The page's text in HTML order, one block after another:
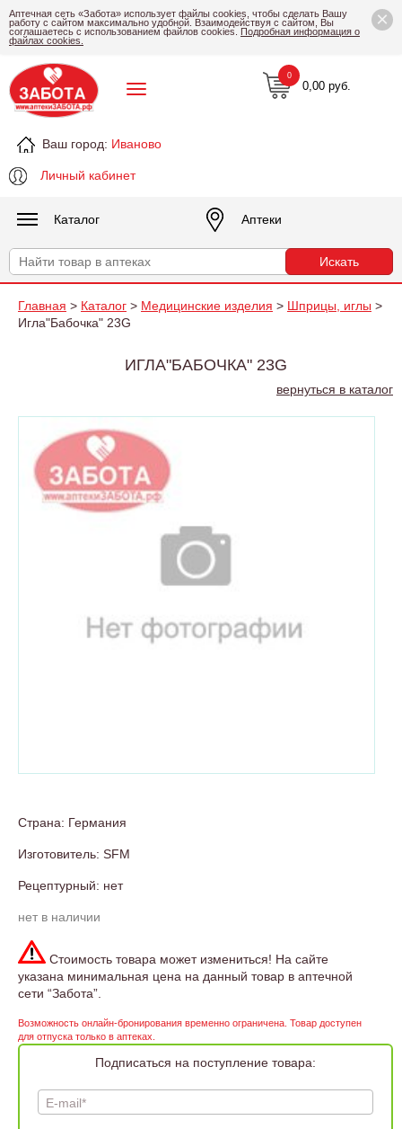
×
Аптечная сеть «Забота» использует файлы cookies, чтобы сделать Вашу
работу с сайтом максимально удобной. Взаимодействуя с сайтом, Вы
соглашаетесь с использованием файлов cookies. Подробная информация о
файлах cookies.
Ваш город: Иваново
Личный кабинет
0,00 руб.
0
Каталог Аптеки
Главная > Каталог > Медицинские изделия > Шприцы, иглы >
Игла"Бабочка" 23G
ИГЛА"БАБОЧКА" 23G
вернуться в каталог
Страна: Германия
Изготовитель: SFM
Рецептурный: нет
нет в наличии
Стоимость товара может измениться! На сайте
указана минимальная цена на данный товар в аптечной
сети “Забота”.
Возможность онлайн-бронирования временно ограничена. Товар доступен
для отпуска только в аптеках.
Подписаться на поступление товара:
E-mail*